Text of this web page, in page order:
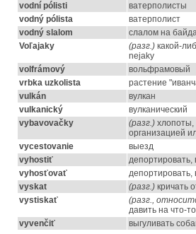
vodní pólisti
ватерполисты
vodný pólista
ватерполист
vodný slalom
cлалом на
Voľajaky
(разг.)какой-
nejaky
volfrámový
вольфрамовый
vrbka uzkolista
растение
vulkán
вулкан
vulkanický
вулканический
vybavovačky
(разг.)хлопоты,
организацией
vycestovanie
выезд
vyhostiť
депортировать,
vyhosťovať
депортировать,
vyskat
(разг.)кричать
vystiskať
(разг.,
давить на что-
vyvenčiť
выгуливать